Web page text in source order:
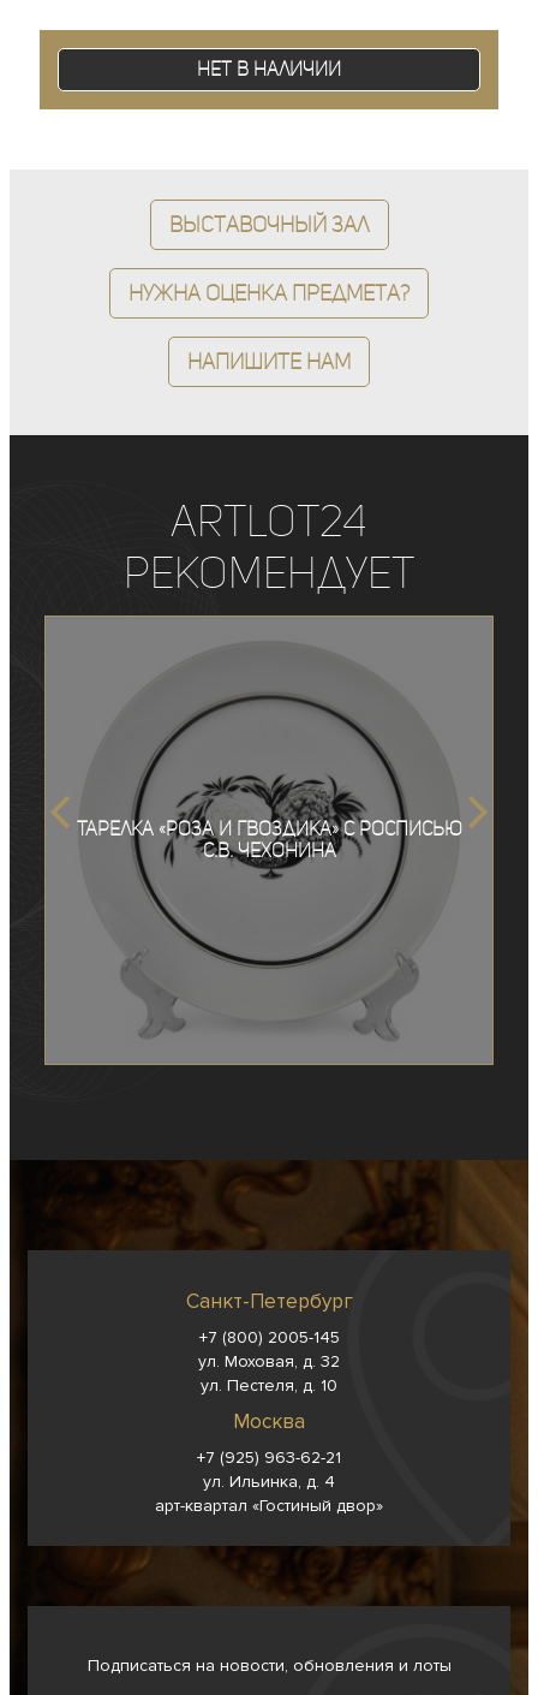
Нет в наличии
Выставочный зал
Нужна оценка предмета?
Напишите нам
ArtLot24
рекомендует
Тарелка «Роза и гвоздика» с росписью
С.В. Чехонина
Санкт-Петербург
+7 (800) 2005-145
ул. Моховая, д. 32
ул. Пестеля, д. 10
Москва
+7 (925) 963-62-21
ул. Ильинка, д. 4
арт-квартал «Гостиный двор»
Подписаться на новости, обновления и лоты